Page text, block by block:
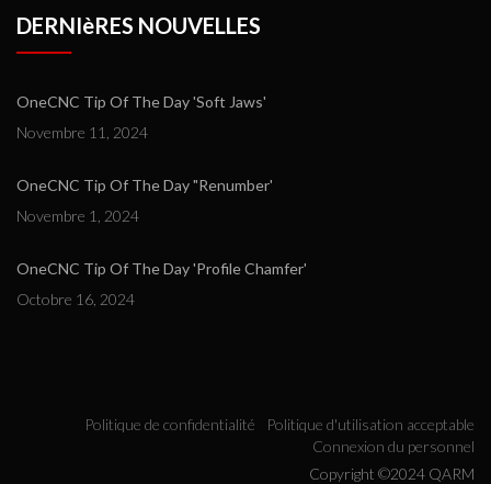
DERNIèRES NOUVELLES
OneCNC Tip Of The Day 'Soft Jaws'
Novembre 11, 2024
OneCNC Tip Of The Day "Renumber'
Novembre 1, 2024
OneCNC Tip Of The Day 'Profile Chamfer'
Octobre 16, 2024
Politique de confidentialité
Politique d'utilisation acceptable
Connexion du personnel
Copyright ©2024 QARM